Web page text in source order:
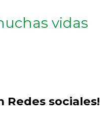
vidas
Redes sociales!